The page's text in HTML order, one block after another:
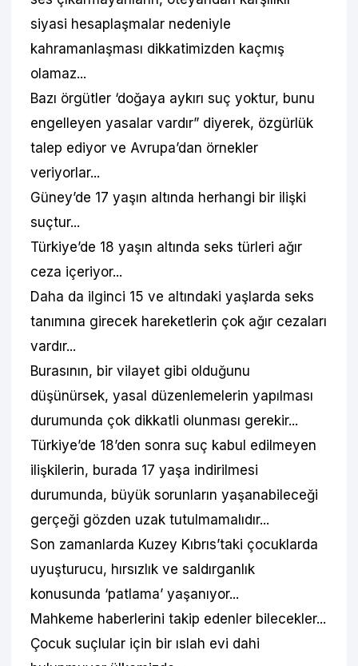
siyasi hesaplaşmalar nedeniyle
kahramanlaşması dikkatimizden kaçmış
olamaz...
Bazı örgütler ‘doğaya aykırı suç yoktur, bunu
engelleyen yasalar vardır” diyerek, özgürlük
talep ediyor ve Avrupa’dan örnekler
veriyorlar...
Güney’de 17 yaşın altında herhangi bir ilişki
suçtur...
Türkiye’de 18 yaşın altında seks türleri ağır
ceza içeriyor...
Daha da ilginci 15 ve altındaki yaşlarda seks
tanımına girecek hareketlerin çok ağır cezaları
vardır...
Burasının, bir vilayet gibi olduğunu
düşünürsek, yasal düzenlemelerin yapılması
durumunda çok dikkatli olunması gerekir...
Türkiye’de 18’den sonra suç kabul edilmeyen
ilişkilerin, burada 17 yaşa indirilmesi
durumunda, büyük sorunların yaşanabileceği
gerçeği gözden uzak tutulmamalıdır...
Son zamanlarda Kuzey Kıbrıs’taki çocuklarda
uyuşturucu, hırsızlık ve saldırganlık
konusunda ‘patlama’ yaşanıyor...
Mahkeme haberlerini takip edenler bilecekler...
Çocuk suçlular için bir ıslah evi dahi